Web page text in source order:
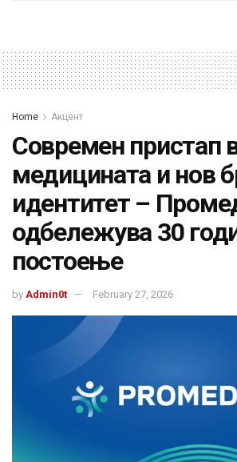
Home Акцент
Современ пристап
медицината и нов
идентитет –
одбележува 30
постоење
by Admin0t February 27, 2026